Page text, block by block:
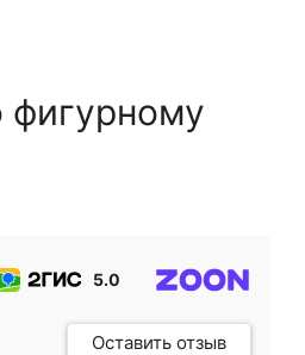
5.0
Оставить отзыв